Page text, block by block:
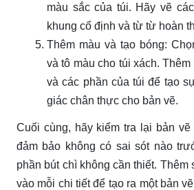
màu sắc của túi. Hãy vẽ
khung cố định và từ từ hoàn
Thêm màu và tạo bóng:
và tô màu cho túi xách.
và các phần của túi để tạo
giác chân thực cho bản vẽ.
Cuối cùng, hãy kiểm tra lại bản
đảm bảo không có sai sót nào
phần bút chì không cần thiết. Thêm
vào mỗi chi tiết để tạo ra một bản